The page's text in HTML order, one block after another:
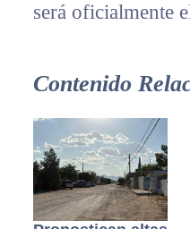
será oficialmente
Contenido